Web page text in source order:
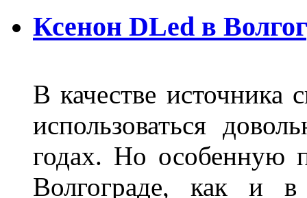
Ксенон DLed в
В качестве источника
использоваться
годах. Но особенную
Волгограде, как и